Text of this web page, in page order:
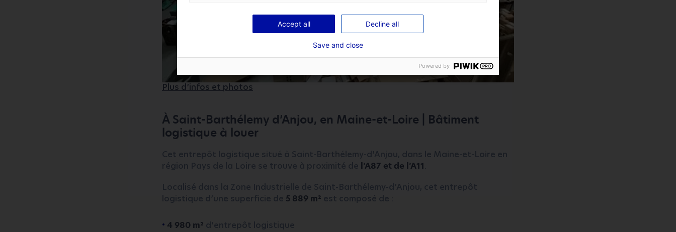
ENVOYER
Plus d’infos et photos
À Saint-Barthélemy d’Anjou, en Maine-et-Loire | Bâtiment
logistique à louer
Cet entrepôt logistique situé à Saint-Barthélemy-d’Anjou, dans le Maine-et-Loire en
région Pays de la Loire se trouve à proximité de l’A87 et de l’A11
Localisé dans la Zone Industrielle de Saint-Barthélemy-d’Anjou, cet entrepôt
logistique d’une superficie de 5 889 m² est composé de :
4 980 m² d’entrepôt logistique
Accept all Decline all
Save and close
Powered by